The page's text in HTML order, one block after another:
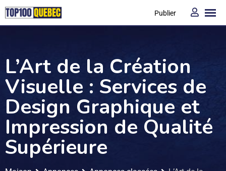
Publier
L’Art de la Création
Visuelle : Services de
Design Graphique et
Impression de Qualité
Supérieure